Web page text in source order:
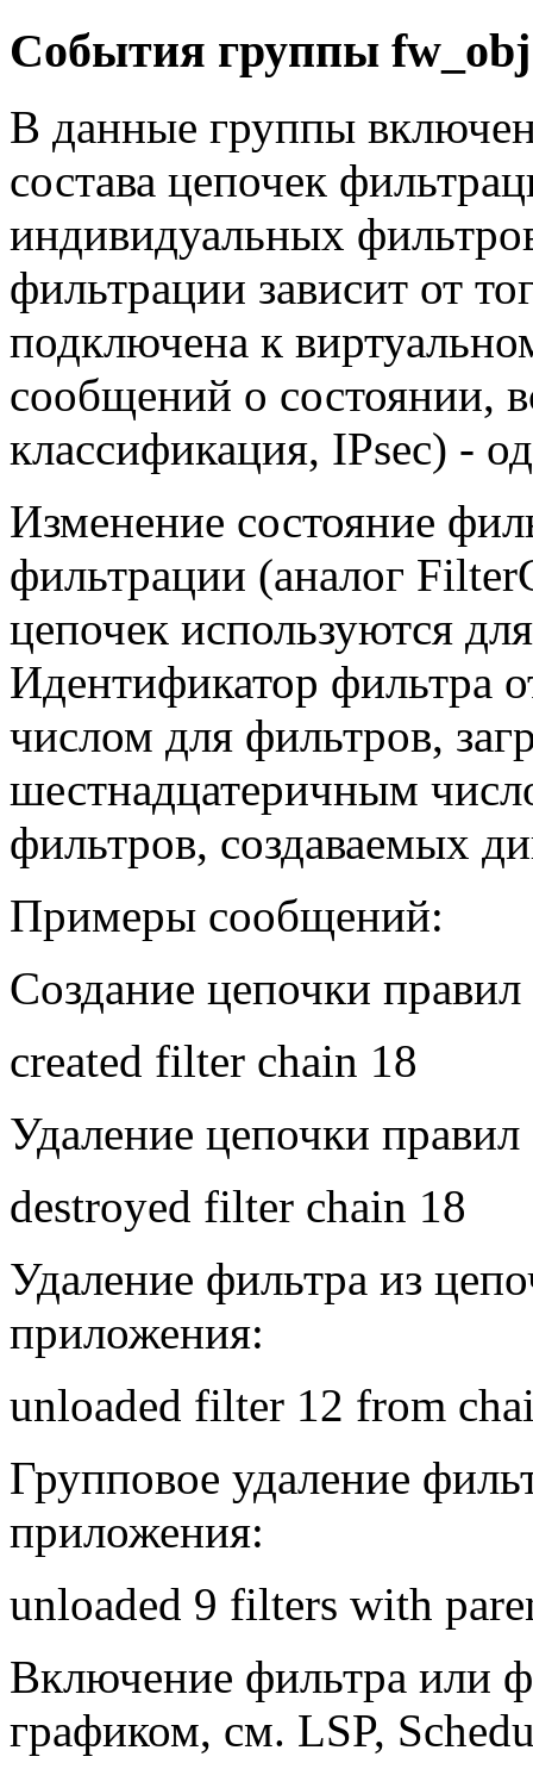
События группы fw_obj
В данные группы
состава цепочек
индивидуальных
фильтрации зависит от
подключена к
сообщений о состоянии,
классификация, IPsec) -
Изменение состояние
фильтрации (аналог
цепочек используются
Идентификатор фильтра
числом для фильтров,
шестнадцатеричным
фильтров, создаваемых
Примеры сообщений:
Создание цепочки
created filter chain 18
Удаление цепочки
destroyed filter chain 18
Удаление фильтра из
приложения:
unloaded filter 12 from
Групповое удаление
приложения:
unloaded 9 filters with
Включение фильтра или
графиком, см. LSP,